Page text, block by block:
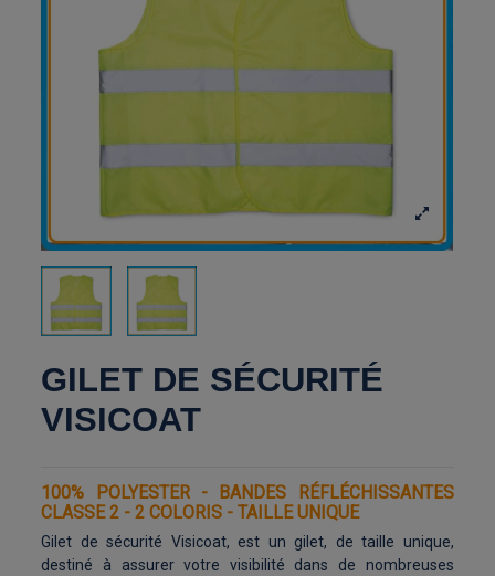
GILET DE SÉCURITÉ
VISICOAT
100% POLYESTER - BANDES RÉFLÉCHISSANTES
CLASSE 2 - 2 COLORIS - TAILLE UNIQUE
Gilet de sécurité Visicoat, est un gilet, de taille unique,
destiné à assurer votre visibilité dans de nombreuses